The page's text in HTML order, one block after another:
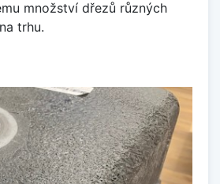
množství dřezů různých
trhu.